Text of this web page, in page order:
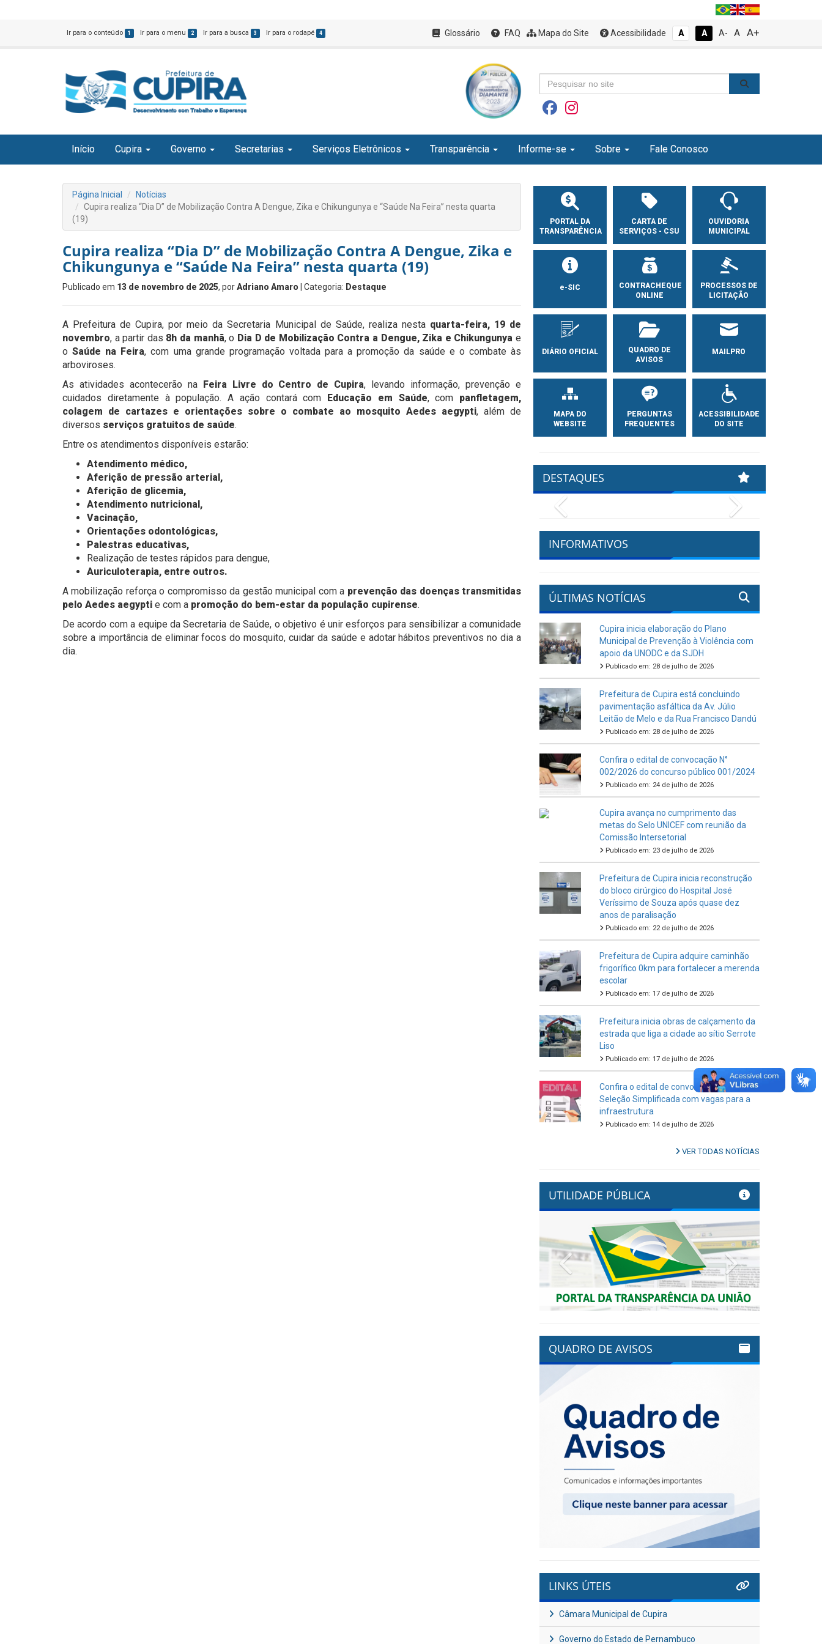
Ir para o conteúdo 1 Ir para o menu 2 Ir para a busca 3 Ir para o rodapé 4 Glossário FAQ Mapa do Site Acessibilidade A A A- A A+
Início Cupira Governo Secretarias Serviços Eletrônicos Transparência Informe-se Sobre Fale Conosco
Página Inicial
Notícias
Cupira realiza “Dia D” de Mobilização Contra A Dengue, Zika e Chikungunya e “Saúde Na Feira” nesta quarta
(19)
Cupira realiza “Dia D” de Mobilização Contra A Dengue, Zika e
Chikungunya e “Saúde Na Feira” nesta quarta (19)
Publicado em 13 de novembro de 2025, porAdriano Amaro | Categoria: Destaque
A Prefeitura de Cupira, por meio da Secretaria Municipal de Saúde, realiza nesta quarta-feira, 19 de
novembro, a partir das 8h da manhã, o Dia D de Mobilização Contra a Dengue, Zika e Chikungunya e
o Saúde na Feira, com uma grande programação voltada para a promoção da saúde e o combate às
arboviroses.
As atividades acontecerão na Feira Livre do Centro de Cupira, levando informação, prevenção e
cuidados diretamente à população. A ação contará com Educação em Saúde, com panfletagem,
colagem de cartazes e orientações sobre o combate ao mosquito Aedes aegypti, além de
diversos serviços gratuitos de saúde.
Entre os atendimentos disponíveis estarão:
Atendimento médico,
Aferição de pressão arterial,
Aferição de glicemia,
Atendimento nutricional,
Vacinação,
Orientações odontológicas,
Palestras educativas,
Realização de testes rápidos para dengue,
Auriculoterapia, entre outros.
A mobilização reforça o compromisso da gestão municipal com a prevenção das doenças transmitidas
pelo Aedes aegypti e com a promoção do bem-estar da população cupirense.
De acordo com a equipe da Secretaria de Saúde, o objetivo é unir esforços para sensibilizar a comunidade
sobre a importância de eliminar focos do mosquito, cuidar da saúde e adotar hábitos preventivos no dia a
dia.
PORTAL DA
TRANSPARÊNCIA
CARTA DE
SERVIÇOS - CSU
OUVIDORIA
MUNICIPAL
e-SIC
CONTRACHEQUE
ONLINE
PROCESSOS DE
LICITAÇÃO
DIÁRIO OFICIAL
QUADRO DE
AVISOS
MAILPRO
MAPA DO
WEBSITE
PERGUNTAS
FREQUENTES
ACESSIBILIDADE
DO SITE
DESTAQUES
INFORMATIVOS
ÚLTIMAS NOTÍCIAS
Cupira inicia elaboração do Plano
Municipal de Prevenção à Violência com
apoio da UNODC e da SJDH
Publicado em: 28 de julho de 2026
Prefeitura de Cupira está concluindo
pavimentação asfáltica da Av. Júlio
Leitão de Melo e da Rua Francisco Dandú
Publicado em: 28 de julho de 2026
Confira o edital de convocação N°
002/2026 do concurso público 001/2024
Publicado em: 24 de julho de 2026
Cupira avança no cumprimento das
metas do Selo UNICEF com reunião da
Comissão Intersetorial
Publicado em: 23 de julho de 2026
Prefeitura de Cupira inicia reconstrução
do bloco cirúrgico do Hospital José
Veríssimo de Souza após quase dez
anos de paralisação
Publicado em: 22 de julho de 2026
Prefeitura de Cupira adquire caminhão
frigorífico 0km para fortalecer a merenda
escolar
Publicado em: 17 de julho de 2026
Prefeitura inicia obras de calçamento da
estrada que liga a cidade ao sítio Serrote
Liso
Publicado em: 17 de julho de 2026
Confira o edital de convocação Nº02 da
Seleção Simplificada com vagas para a
infraestrutura
Publicado em: 14 de julho de 2026
VER TODAS NOTÍCIAS
UTILIDADE PÚBLICA
Previous Next
QUADRO DE AVISOS
LINKS ÚTEIS
Câmara Municipal de Cupira
Governo do Estado de Pernambuco